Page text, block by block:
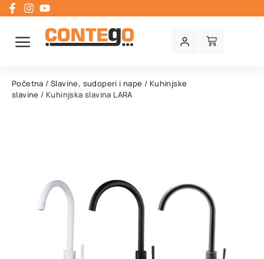
Početna /Slavine, sudoperi i nape / Kuhinjske
slavine / Kuhinjska slavina LARA